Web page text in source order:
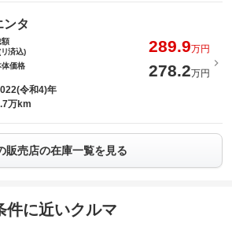
ンタ
額
済込)
289.9万円
体価格
278.2万円
令和4)年
万km
販売店の在庫一覧を見る
件に近いクルマ